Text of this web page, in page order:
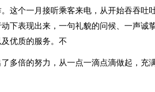
这个一月接听乘客来电，从开始吞吞吐
下表现出来，一句礼貌的问候、一声诚
优质的服务。不
多倍的努力，从一点一滴点滴做起，充